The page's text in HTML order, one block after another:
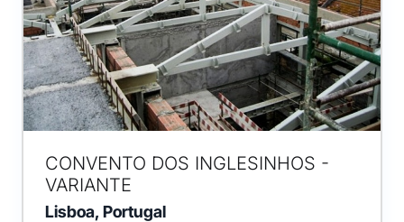
CONVENTO DOS INGLESINHOS -
VARIANTE
Lisboa, Portugal